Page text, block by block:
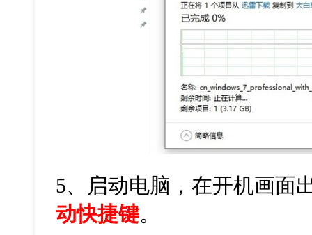
5、启动电脑，在开机画面
动快捷键。